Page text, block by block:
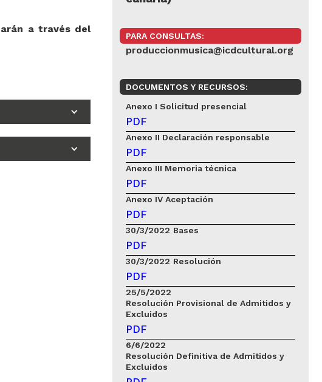
a través del
PARA CONSULTAS:
produccionmusica@icdcultural.org
DOCUMENTOS Y RECURSOS:
Anexo I Solicitud presencial
PDF
Anexo II Declaración responsable
PDF
Anexo III Memoria técnica
PDF
Anexo IV Aceptación
PDF
30/3/2022 Bases
PDF
30/3/2022 Resolución
PDF
25/5/2022
Resolución Provisional de Admitidos y
Excluidos
PDF
6/6/2022
Resolución Definitiva de Admitidos y
Excluidos